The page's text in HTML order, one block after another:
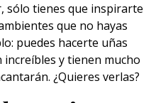
sólo tienes que inspirarte
que no hayas
puedes hacerte uñas
increíbles y tienen mucho
¿Quieres verlas?